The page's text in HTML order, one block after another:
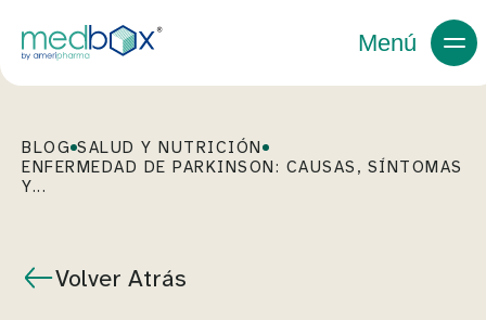
Menú
BLOG SALUD Y NUTRICIÓN
ENFERMEDAD DE PARKINSON: CAUSAS, SÍNTOMAS
Y...
Volver Atrás